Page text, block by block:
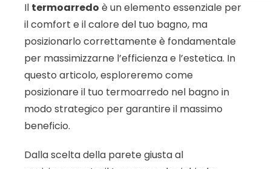
Il termoarredo è un elemento essenziale per
il comfort e il calore del tuo bagno, ma
posizionarlo correttamente è fondamentale
per massimizzarne l’efficienza e l’estetica. In
questo articolo, esploreremo come
posizionare il tuo termoarredo nel bagno in
modo strategico per garantire il massimo
beneficio.
Dalla scelta della parete giusta al